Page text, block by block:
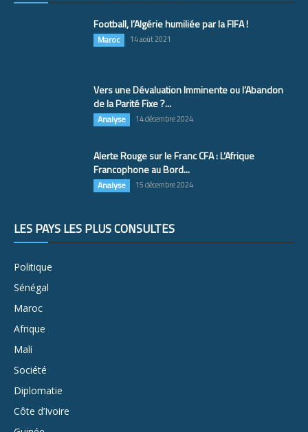
Football, l’Algérie humiliée par la FIFA !
Maroc 14 août 2021
Vers une Dévaluation Imminente ou l’Abandon
de la Parité Fixe ?...
Analyse 14 décembre 2024
Alerte Rouge sur le Franc CFA : L’Afrique
Francophone au Bord...
Analyse 15 décembre 2024
LES PAYS LES PLUS CONSULTÉS
Politique
Sénégal
Maroc
Afrique
Mali
Société
Diplomatie
Côte d’Ivoire